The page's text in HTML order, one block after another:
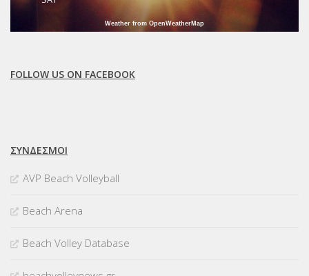
Weather from OpenWeatherMap
FOLLOW US ON FACEBOOK
ΣΥΝΔΈΣΜΟΙ
AVP Beach Volleyball
Beach Arena
Beach Volley Database